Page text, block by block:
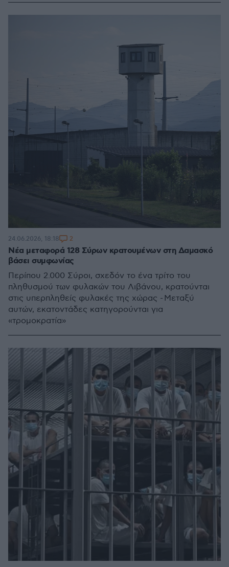
Νέα μεταφορά 128 Σύρων κρατουμένων στη Δαμασκό
βάσει συμφωνίας
Περίπου 2.000 Σύροι, σχεδόν το ένα τρίτο του
πληθυσμού των φυλακών του Λιβάνου, κρατούνται
στις υπερπληθείς φυλακές της χώρας - Μεταξύ
αυτών, εκατοντάδες κατηγορούνται για
«τρομοκρατία»
24.06.2026, 18:18 2